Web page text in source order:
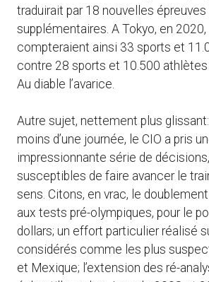
traduirait par 18 nouvelles
supplémentaires. A Tokyo, en 2020,
compteraient ainsi 33 sports et
contre 28 sports et 10.500
Au diable l’avarice.
Autre sujet, nettement plus
moins d’une journée, le CIO a pris
impressionnante série de
susceptibles de faire avancer le
sens. Citons, en vrac, le
aux tests pré-olympiques, pour le
dollars; un effort particulier réalisé
considérés comme les plus
et Mexique; l’extension des ré-